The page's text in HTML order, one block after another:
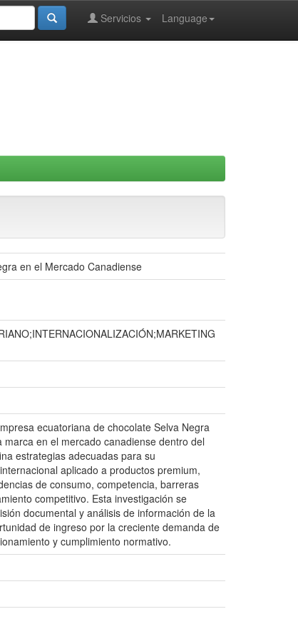
Language
Servicios
en el Mercado Canadiense
ecuatoriana de chocolate Selva Negra
en el mercado canadiense dentro del
estrategias adecuadas para su
aplicado a productos premium,
de consumo, competencia, barreras
competitivo. Esta investigación se
documental y análisis de información de la
de ingreso por la creciente demanda de
y cumplimiento normativo.